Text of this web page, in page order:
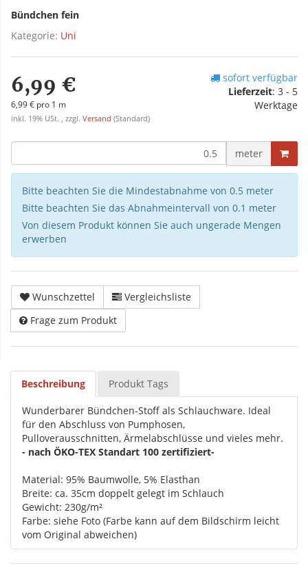
Bündchen fein
Kategorie: Uni
6,99 €
6,99 € pro 1 m
inkl. 19% USt. , zzgl. Versand (Standard)
sofort verfügbar
Lieferzeit: 3 - 5
Werktage
meter
Bitte beachten Sie die Mindestabnahme von 0.5 meter
Bitte beachten Sie das Abnahmeintervall von 0.1 meter
Von diesem Produkt können Sie auch ungerade Mengen
erwerben
Wunschzettel
Vergleichsliste
Frage zum Produkt
Beschreibung Produkt Tags
Wunderbarer Bündchen-Stoff als Schlauchware. Ideal
für den Abschluss von Pumphosen,
Pulloverausschnitten, Ärmelabschlüsse und vieles mehr.
- nach ÖKO-TEX Standart 100 zertifiziert-
Material: 95% Baumwolle, 5% Elasthan
Breite: ca. 35cm doppelt gelegt im Schlauch
Gewicht: 230g/m²
Farbe: siehe Foto (Farbe kann auf dem Bildschirm leicht
vom Original abweichen)